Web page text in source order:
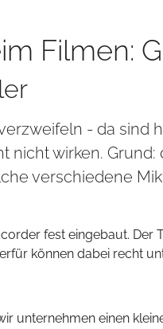
Filmen:
- da sind
nicht wirken.
verschiedene
fest eingebaut.
können dabei recht
unternehmen einen